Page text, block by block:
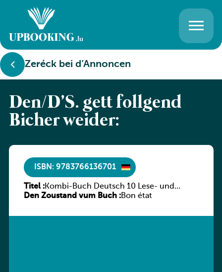
Zeréck bei d’Annoncen
Den/D’S. gëtt follgend
Bicher weider:
ISBN: 9783766136701
Titel :Kombi-Buch Deutsch 10 Lese- und
Sprachbuch
Den Zoustand vum Buch :Bon état